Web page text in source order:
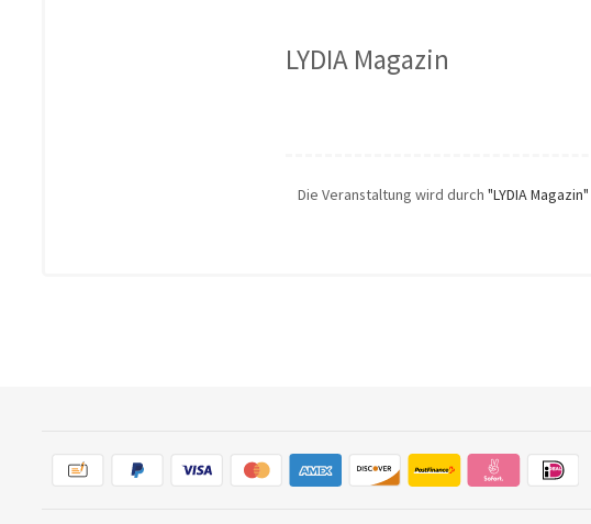
LYDIA Magazin
Die Veranstaltung wird durch"LYDIA Magazin"